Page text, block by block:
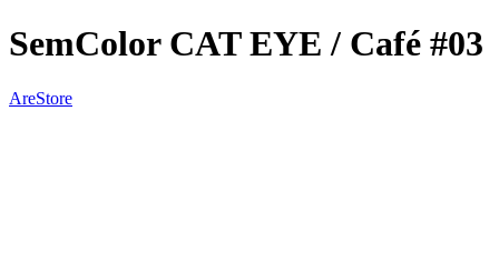
SemColor CAT EYE / Café #03
AreStore